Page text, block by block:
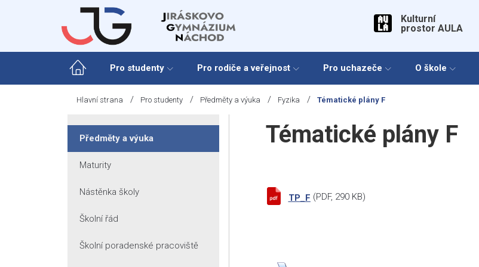
Kulturní
prostor AULA
Pro studenty Pro rodiče a veřejnost Pro uchazeče O škole
Hlavní strana / Pro studenty / Předměty a výuka / Fyzika / Tématické plány F
Tématické plány F
TP_F (PDF, 290 KB)
Předměty a výuka
Maturity
Nástěnka školy
Školní řád
Školní poradenské pracoviště